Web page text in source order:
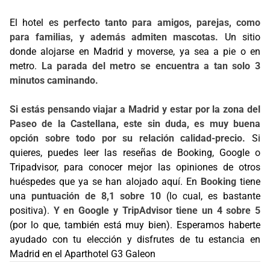
El hotel es perfecto tanto para amigos, parejas, como
para familias, y además admiten mascotas. Un sitio
donde alojarse en Madrid y moverse, ya sea a pie o en
metro. La parada del metro se encuentra a tan solo 3
minutos caminando.
Si estás pensando viajar a Madrid y estar por la zona del
Paseo de la Castellana, este sin duda, es muy buena
opción sobre todo por su relación calidad-precio. Si
quieres, puedes leer las reseñas de Booking, Google o
Tripadvisor, para conocer mejor las opiniones de otros
huéspedes que ya se han alojado aquí. En Bookingtiene
una puntuación de 8,1 sobre 10 (lo cual, es bastante
positiva). Y en Google y TripAdvisor tiene un 4 sobre 5
(por lo que, también está muy bien). Esperamos haberte
ayudado con tu elección y disfrutes de tu estancia en
Madrid en el Aparthotel G3 Galeon